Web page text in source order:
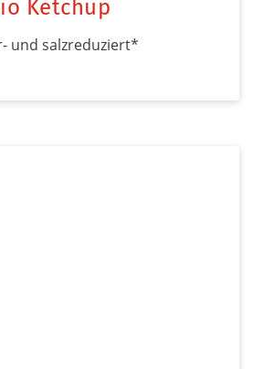
Ketchup
und salzreduziert*